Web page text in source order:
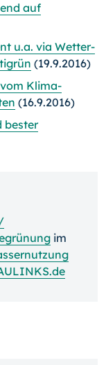
auf
u.a. via Wetter-
(19.9.2016)
Klima-
(16.9.2016)
bester
im